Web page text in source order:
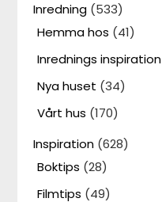
Inredning (533)
Hemma hos (41)
Inrednings inspiration
Nya huset (34)
Vårt hus (170)
Inspiration (628)
Boktips (28)
Filmtips (49)